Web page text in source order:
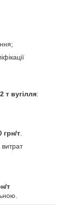
2 т вугілля:
грн/т
т